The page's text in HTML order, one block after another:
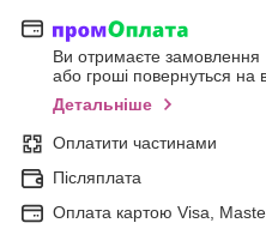
Ви отримаєте замовлення
або гроші повернуться на
Детальніше
Оплатити частинами
Післяплата
Оплата картою Visa,